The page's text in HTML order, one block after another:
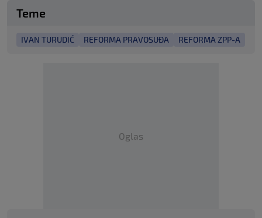
Teme
IVAN TURUDIĆ REFORMA PRAVOSUĐA REFORMA ZPP-A
Oglas